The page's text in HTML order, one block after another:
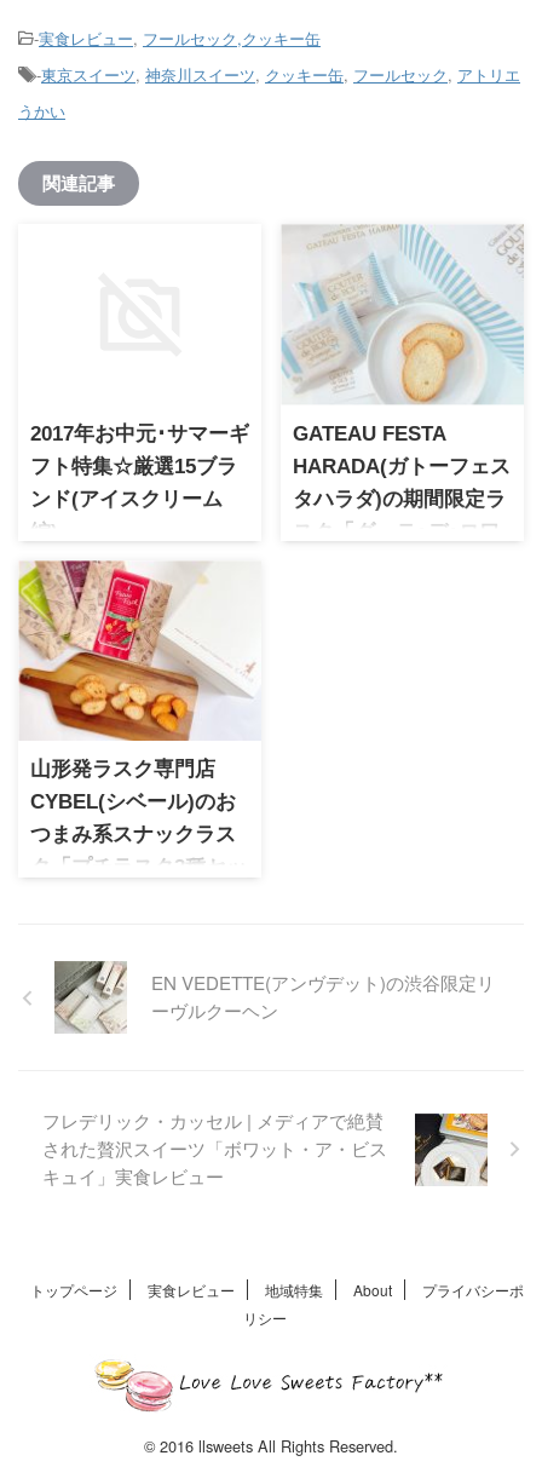
-実食レビュー, フールセック,クッキー缶
-東京スイーツ, 神奈川スイーツ, クッキー缶, フールセック, アトリエ
うかい
関連記事
2017年お中元･サマーギ
フト特集☆厳選15ブラ
ンド(アイスクリーム
編)
2017年お中元･サマーギフトに
おススメのアイスクリームギ
フトをピックアップ
GATEAU FESTA
HARADA(ガトーフェス
タハラダ)の期間限定ラ
スク「グーテ･デ･ロワ
山形発ラスク専門店
CYBEL(シベール)のお
つまみ系スナックラス
ク「プチラスク3種セッ
けたCYBELE(シベール)。蔵王
を見渡せる山形県に本店を構
えるブランドです。夏のスポ
ーツ観戦のお供にぴったりな
ビールとの相性がバッチリで
EN VEDETTE(アンヴデット)の渋谷限定リ
ーヴルクーヘン
フレデリック・カッセル | メディアで絶賛
された贅沢スイーツ「ボワット・ア・ビス
キュイ」実食レビュー
トップページ 実食レビュー 地域特集 About
プライバシーポ
リシー
© 2016 llsweets All Rights Reserved.